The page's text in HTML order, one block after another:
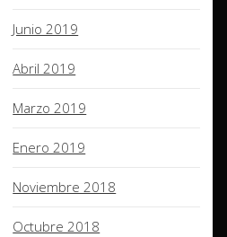
Junio 2019
Abril 2019
Marzo 2019
Enero 2019
Noviembre 2018
Octubre 2018